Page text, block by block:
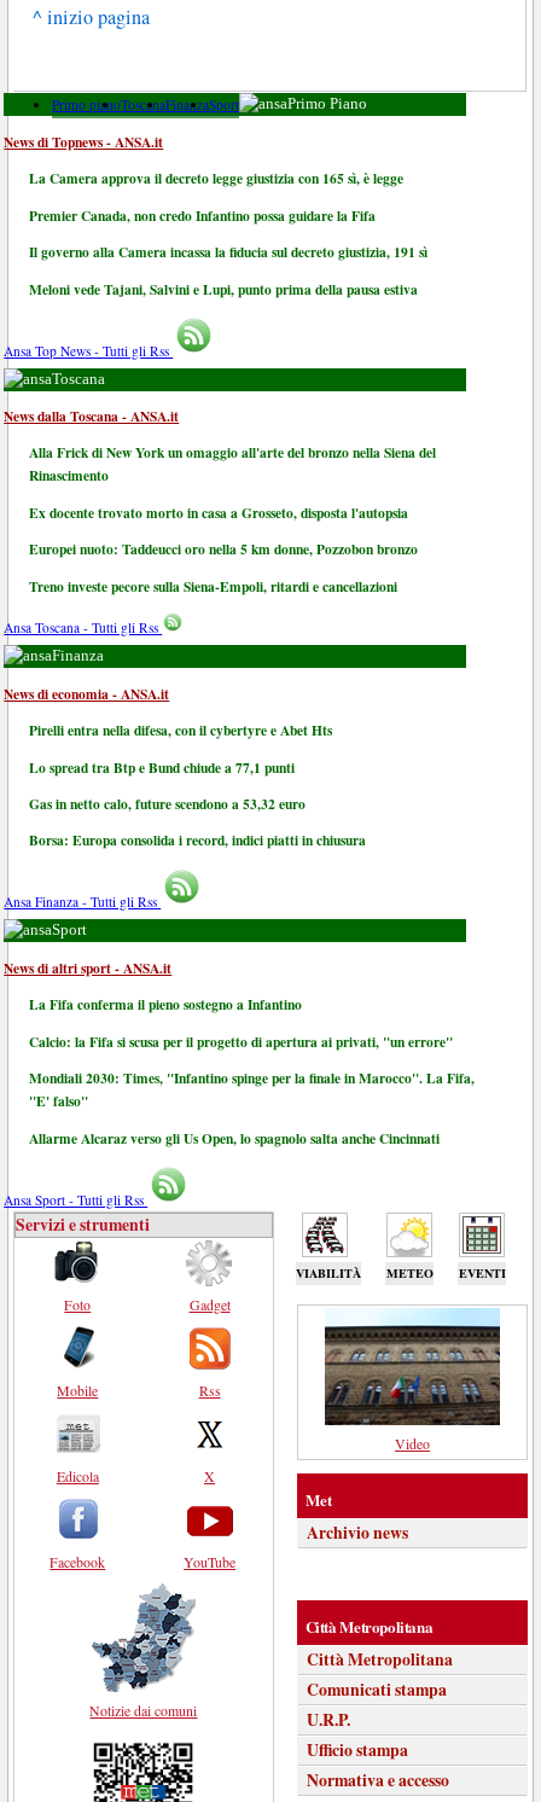
^ inizio pagina
Primo pianoToscanaFinanzaSport Primo Piano
News di Topnews - ANSA.it
La Camera approva il decreto legge giustizia con 165 sì, è legge
Premier Canada, non credo Infantino possa guidare la Fifa
Il governo alla Camera incassa la fiducia sul decreto giustizia, 191 sì
Meloni vede Tajani, Salvini e Lupi, punto prima della pausa estiva
Ansa Top News - Tutti gli Rss
Toscana
News dalla Toscana - ANSA.it
Alla Frick di New York un omaggio all'arte del bronzo nella Siena del
Rinascimento
Ex docente trovato morto in casa a Grosseto, disposta l'autopsia
Europei nuoto: Taddeucci oro nella 5 km donne, Pozzobon bronzo
Treno investe pecore sulla Siena-Empoli, ritardi e cancellazioni
Ansa Toscana - Tutti gli Rss
Finanza
News di economia - ANSA.it
Pirelli entra nella difesa, con il cybertyre e Abet Hts
Lo spread tra Btp e Bund chiude a 77,1 punti
Gas in netto calo, future scendono a 53,32 euro
Borsa: Europa consolida i record, indici piatti in chiusura
Ansa Finanza - Tutti gli Rss
Sport
News di altri sport - ANSA.it
La Fifa conferma il pieno sostegno a Infantino
Calcio: la Fifa si scusa per il progetto di apertura ai privati, "un errore"
Mondiali 2030: Times, "Infantino spinge per la finale in Marocco". La Fifa,
"E' falso"
Allarme Alcaraz verso gli Us Open, lo spagnolo salta anche Cincinnati
Ansa Sport - Tutti gli Rss
VIABILITÀ METEO EVENTI
Servizi e strumenti
Foto
Mobile
Edicola
Facebook
Gadget
Rss
X
YouTube
Notizie dai comuni
Video
Met
Archivio news
Città Metropolitana
Città Metropolitana
Comunicati stampa
U.R.P.
Ufficio stampa
Normativa e accesso